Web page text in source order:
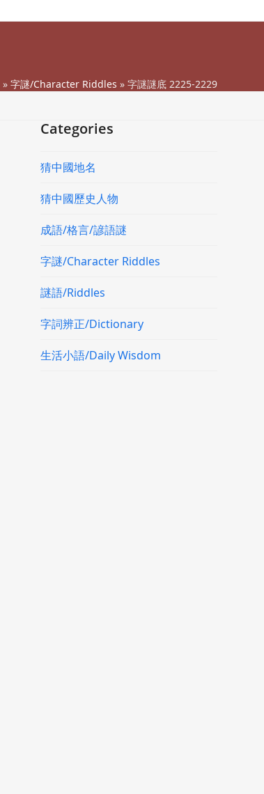
» 字謎/Character Riddles » 字謎謎底 2225-2229
Categories
猜中國地名
猜中國歷史人物
成語/格言/諺語謎
字謎/Character Riddles
謎語/Riddles
字詞辨正/Dictionary
生活小語/Daily Wisdom